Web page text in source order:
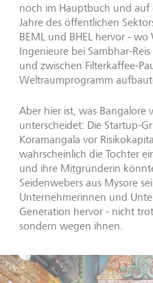
noch im Hauptbuch und auf
Jahre des öffentlichen
BEML und BHEL hervor - wo
Ingenieure bei Sambhar-
und zwischen Filterkaffee-
Weltraumprogramm
Aber hier ist, was Bangalore
unterscheidet: Die Startup-
Koramangala vor
wahrscheinlich die Tochter
und ihre Mitgründerin
Seidenwebers aus Mysore
Unternehmerinnen und
Generation hervor - nicht
sondern wegen ihnen.